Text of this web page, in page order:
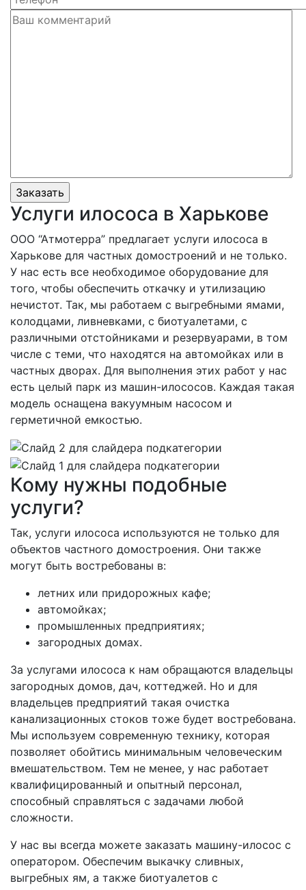
Услуги илососа в Харькове
ООО “Атмотерра” предлагает услуги илососа в
Харькове для частных домостроений и не только.
У нас есть все необходимое оборудование для
того, чтобы обеспечить откачку и утилизацию
нечистот. Так, мы работаем с выгребными ямами,
колодцами, ливневками, с биотуалетами, с
различными отстойниками и резервуарами, в том
числе с теми, что находятся на автомойках или в
частных дворах. Для выполнения этих работ у нас
есть целый парк из машин-илососов. Каждая такая
модель оснащена вакуумным насосом и
герметичной емкостью.
Кому нужны подобные
услуги?
Так, услуги илососа используются не только для
объектов частного домостроения. Они также
могут быть востребованы в:
летних или придорожных кафе;
автомойках;
промышленных предприятиях;
загородных домах.
За услугами илососа к нам обращаются владельцы
загородных домов, дач, коттеджей. Но и для
владельцев предприятий такая очистка
канализационных стоков тоже будет востребована.
Мы используем современную технику, которая
позволяет обойтись минимальным человеческим
вмешательством. Тем не менее, у нас работает
квалифицированный и опытный персонал,
способный справляться с задачами любой
сложности.
У нас вы всегда можете заказать машину-илосос с
оператором. Обеспечим выкачку сливных,
выгребных ям, а также биотуалетов с